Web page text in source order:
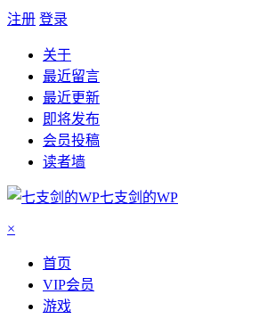
注册 登录
关于
最近留言
最近更新
即将发布
会员投稿
读者墙
七支剑的WP
×
首页
VIP会员
游戏